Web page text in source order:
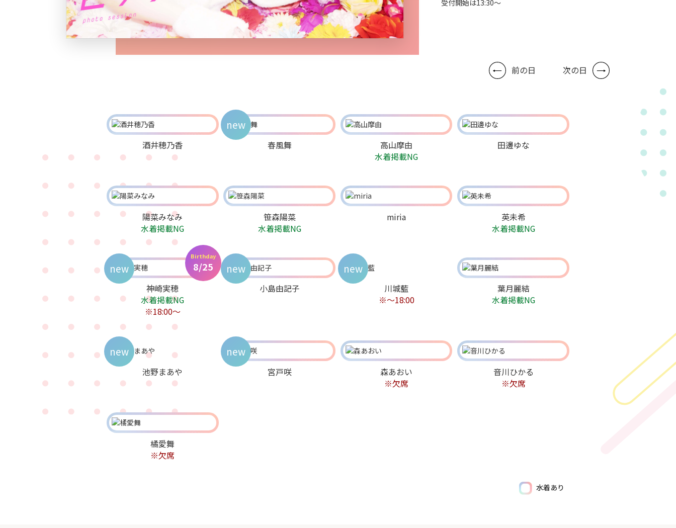
受付開始は13:30～
前の日 次の日
酒井穂乃香
Birthday
8/25
春風舞
new
高山摩由
水着掲載NG
田邊ゆな
陽菜みなみ
水着掲載NG
笹森陽菜
水着掲載NG
miria
英未希
水着掲載NG
神崎実穂
水着掲載NG
※18:00～
new
小島由記子
new
川城藍
※～18:00
new
葉月麗結
水着掲載NG
池野まあや
new
宮戸咲
new
森あおい
※欠席
音川ひかる
※欠席
橘愛舞
※欠席
水着あり